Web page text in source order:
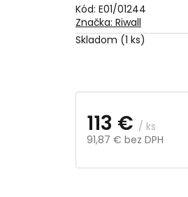
Kód: E01/01244
Skladom (1 ks)
113 € / ks
91,87 € bez DPH
cena:
Značka: Riwall